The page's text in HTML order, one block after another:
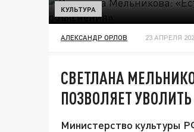
КУЛЬТУРА
АЛЕКСАНДР ОРЛОВ 23 АПРЕЛЯ
СВЕТЛАНА
ПОЗВОЛЯЕТ
Министерство культуры